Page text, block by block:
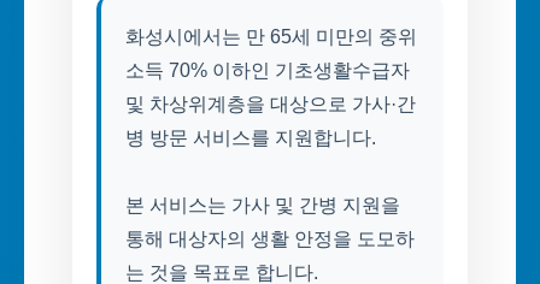
화성시에서는 만 65세 미만의 중위
소득 70% 이하인 기초생활수급자
및 차상위계층을 대상으로 가사·간
병 방문 서비스를 지원합니다.
본 서비스는 가사 및 간병 지원을
통해 대상자의 생활 안정을 도모하
는 것을 목표로 합니다.